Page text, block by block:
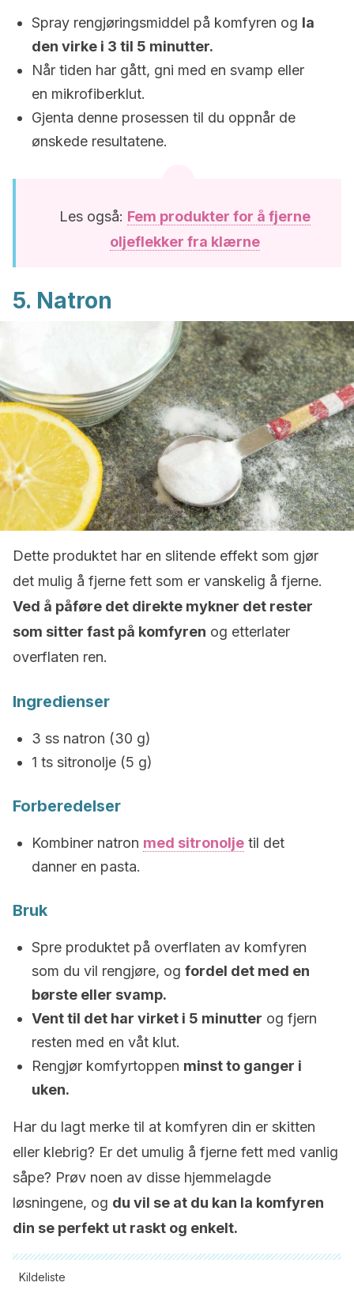
Spray rengjøringsmiddel på komfyren og la
den virke i 3 til 5 minutter.
Når tiden har gått, gni med en svamp eller
en mikrofiberklut.
Gjenta denne prosessen til du oppnår de
ønskede resultatene.
Les også: Fem produkter for å fjerne
oljeflekker fra klærne
5. Natron
Dette produktet har en slitende effekt som gjør
det mulig å fjerne fett som er vanskelig å fjerne.
Ved å påføre det direkte mykner det rester
som sitter fast på komfyren og etterlater
overflaten ren.
Ingredienser
3 ss natron (30 g)
1 ts sitronolje (5 g)
Forberedelser
Kombiner natron med sitronolje til det
danner en pasta.
Bruk
Spre produktet på overflaten av komfyren
som du vil rengjøre, og fordel det med en
børste eller svamp.
Vent til det har virket i 5 minutter og fjern
resten med en våt klut.
Rengjør komfyrtoppen minst to ganger i
uken.
Har du lagt merke til at komfyren din er skitten
eller klebrig? Er det umulig å fjerne fett med vanlig
såpe? Prøv noen av disse hjemmelagde
løsningene, og du vil se at du kan la komfyren
din se perfekt ut raskt og enkelt.
Kildeliste